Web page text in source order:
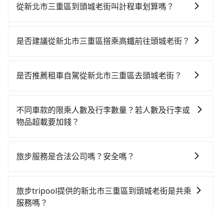
從新北市三重區到頭城老街叫計程車划算嗎？
灣大車隊、Uber、Line Taxi、Yoxi等，如果在路邊攔不
計算，價格約為1,515~1,800元間，若改選tripool的專
北的0.9%，其叫車的難度是雙北市的120倍。綜合以
上，無論在價格或服務品質上，tripool都是你從新北市
是否建議從新北市三重區搭乘高鐵前往頭城老街？
較貴、費時、轉車麻煩！台北-南港雖然一天最多時有
(新北市三重區) 前往最靠近的台北高鐵站，叫一輛計程
車花費約200元、車程約10分鐘。抵達高鐵站後，步行
每人票價40元，再用10分鐘出站、等待車站前排班的計
小時44分鐘，假設5位同行，高鐵加轉乘之平均每人花費
為480元。但如果全程使用tripool並到府專車接送，則
是否推薦租車自駕從新北市三重區去頭城老街？
時不需要閉目養神（因為要自己開車），最重要的是你
當天就要來回，那在新北路邊可隨租隨借的iRent應該是
市三重區到頭城老街的花費預估為$950~1,400（金額差
估進去，但額外的汽車保險與可能的罰單都需自付。再
者，和運的iRent只提供最基本的車型，如Toyota
不同車款的限乘人數及行李數量？若人數及行李或
物品超載要加錢？
的車型。 五人座驕車可乘坐三位乘客，並可攜帶三個隨
型車可乘坐八位乘客，並可攜帶八個隨身行李與六個30
吋行李箱。 為了確保行車安全及遵守相關法規，我們不
旅步服務是合法公司嗎？安全嗎？
定用車，旅步只使用合法車輛及通過嚴格審查的職業司
機服務，因為您的安全旅步比您更重視。
旅步tripool提供的新北市三重區到頭城老街是共乘
服務嗎？